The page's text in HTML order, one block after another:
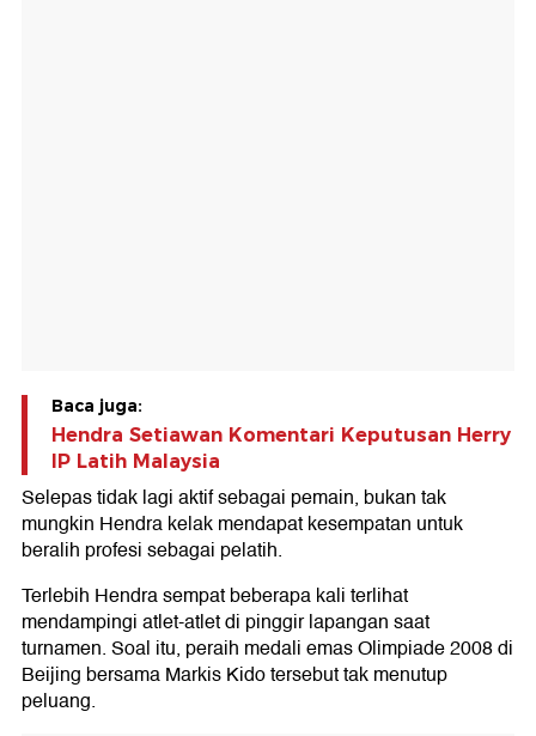
Baca juga:
Hendra Setiawan Komentari Keputusan Herry
IP Latih Malaysia
Selepas tidak lagi aktif sebagai pemain, bukan tak
mungkin Hendra kelak mendapat kesempatan untuk
beralih profesi sebagai pelatih.
Terlebih Hendra sempat beberapa kali terlihat
mendampingi atlet-atlet di pinggir lapangan saat
turnamen. Soal itu, peraih medali emas Olimpiade 2008 di
Beijing bersama Markis Kido tersebut tak menutup
peluang.